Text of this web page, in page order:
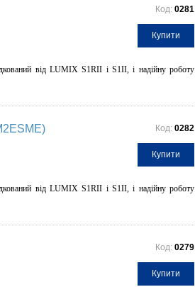
Код: 0281
Купити
від LUMIX S1RII і S1II, і надійну роботу
Код: 0282
Купити
від LUMIX S1RII і S1II, і надійну роботу
Код: 0279
Купити